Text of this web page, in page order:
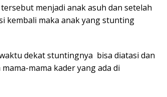
menjadi anak asuh dan setelah
kembali maka anak yang stunting
dekat stuntingnya bisa diatasi dan
mama kader yang ada di